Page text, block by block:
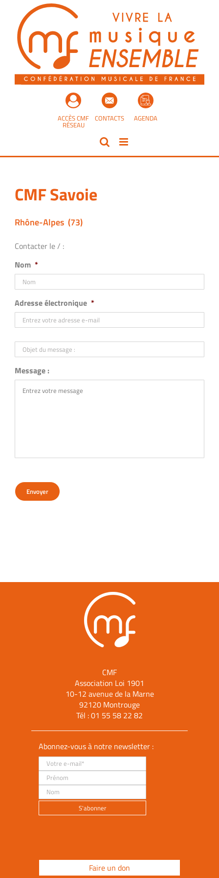
contenu
AGENDA
CONTACTS
ACCÈS CMF
RÉSEAU
CMF Savoie
Rhône-Alpes (73)
Contacter le / :
Nom *
Adresse électronique *
Objet
du
message
:Message :
Envoyer
CMF
Association Loi 1901
10-12 avenue de la Marne
92120 Montrouge
Tél :01 55 58 22 82
Abonnez-vous à notre newsletter :
Faire un don